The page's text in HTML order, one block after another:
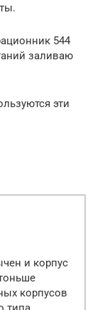
544
заливаю
эти
и корпус
корпусов